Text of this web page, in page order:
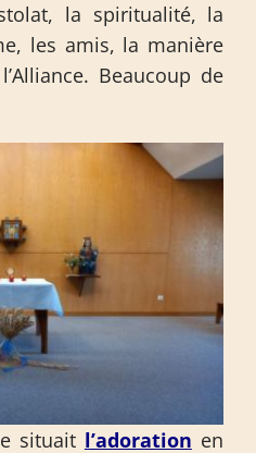
la spiritualité, la
les amis, la manière
Beaucoup de
situait l’adoration en